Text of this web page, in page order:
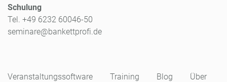
Schulung
Tel. +49 6232 60046-50
seminare@bankettprofi.de
Veranstaltungssoftware Training Blog Über